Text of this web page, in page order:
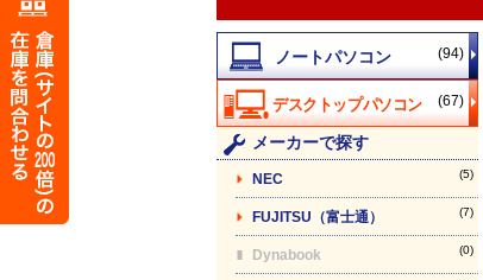
(94)
(67)
メーカーで探す
NEC (5)
FUJITSU（富士通） (7)
Dynabook (0)